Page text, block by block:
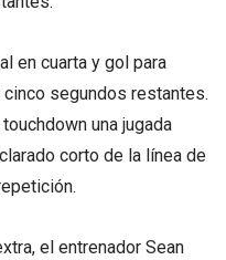
en cuarta y gol para
segundos restantes.
una jugada
corto de la línea de
el entrenador Sean